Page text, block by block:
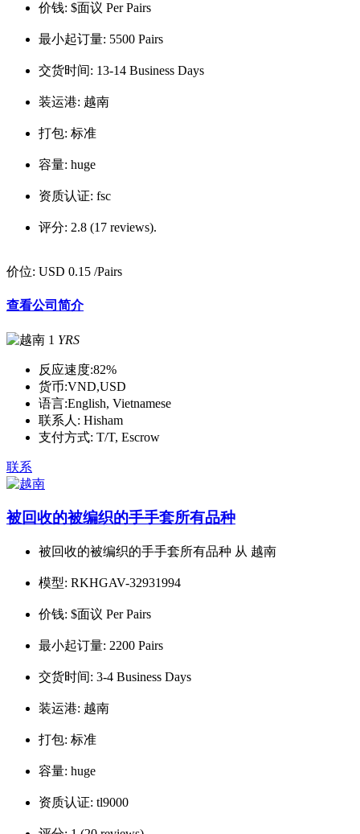
价钱: $面议 Per Pairs
最小起订量: 5500 Pairs
交货时间: 13-14 Business Days
装运港: 越南
打包: 标准
容量: huge
资质认证: fsc
评分: 2.8 (17 reviews).
价位: USD 0.15 /Pairs
查看公司简介
1 YRS
反应速度:82%
货币:VND,USD
语言:English, Vietnamese
联系人: Hisham
支付方式: T/T, Escrow
联系
被回收的被编织的手手套所有品种
被回收的被编织的手手套所有品种 从 越南
模型: RKHGAV-32931994
价钱: $面议 Per Pairs
最小起订量: 2200 Pairs
交货时间: 3-4 Business Days
装运港: 越南
打包: 标准
容量: huge
资质认证: tl9000